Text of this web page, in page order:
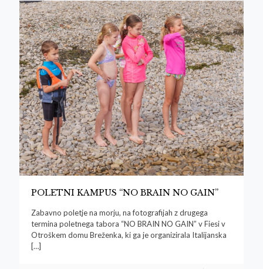
POLETNI KAMPUS “NO BRAIN NO GAIN”
Zabavno poletje na morju, na fotografijah z drugega
termina poletnega tabora “NO BRAIN NO GAIN” v Fiesi v
Otroškem domu Breženka, ki ga je organizirala Italijanska
[…]